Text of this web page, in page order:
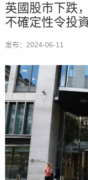
英國股市下跌
不確定性令投
发布：2024-06-11